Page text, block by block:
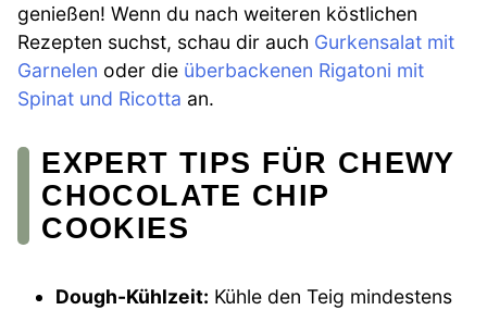
genießen! Wenn du nach weiteren köstlichen
Rezepten suchst, schau dir auch Gurkensalat mit
Garnelen oder die überbackenen Rigatoni mit
Spinat und Ricotta an.
EXPERT TIPS FÜR CHEWY
CHOCOLATE CHIP
COOKIES
Dough-Kühlzeit: Kühle den Teig mindestens